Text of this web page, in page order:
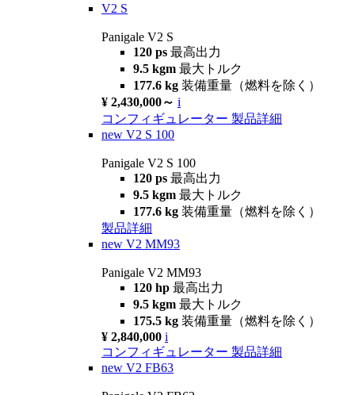
V2 S
Panigale V2 S
120 ps 最高出力
9.5 kgm 最大トルク
177.6 kg 装備重量（燃料を除く）
¥ 2,430,000～ i
コンフィギュレーター 製品詳細
new V2 S 100
Panigale V2 S 100
120 ps 最高出力
9.5 kgm 最大トルク
177.6 kg 装備重量（燃料を除く）
製品詳細
new V2 MM93
Panigale V2 MM93
120 hp 最高出力
9.5 kgm 最大トルク
175.5 kg 装備重量（燃料を除く）
¥ 2,840,000 i
コンフィギュレーター 製品詳細
new V2 FB63